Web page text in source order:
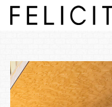
Staff felicita COLOR